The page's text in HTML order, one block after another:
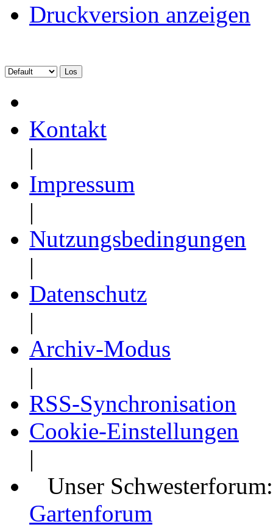
Druckversion anzeigen
Kontakt
|
Impressum
|
Nutzungsbedingungen
|
Datenschutz
|
Archiv-Modus
|
RSS-Synchronisation
Cookie-Einstellungen
|
Unser
Gartenforum